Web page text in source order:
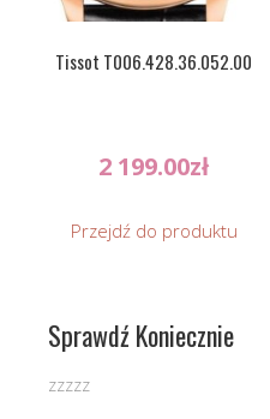
Tissot T006.428.36.052.00
2 199.00zł
Przejdź do produktu
Sprawdź Koniecznie
zzzzz